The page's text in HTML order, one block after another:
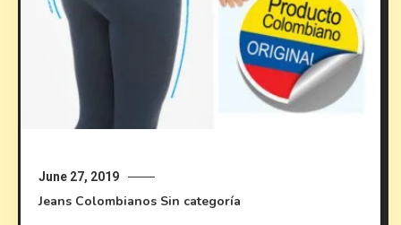
June 27, 2019
Jeans Colombianos Sin categoría